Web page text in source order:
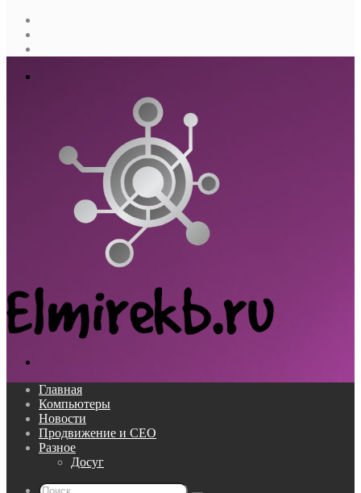
Главная
Компьютеры
Новости
Продвижение и СЕО
Разное
Досуг